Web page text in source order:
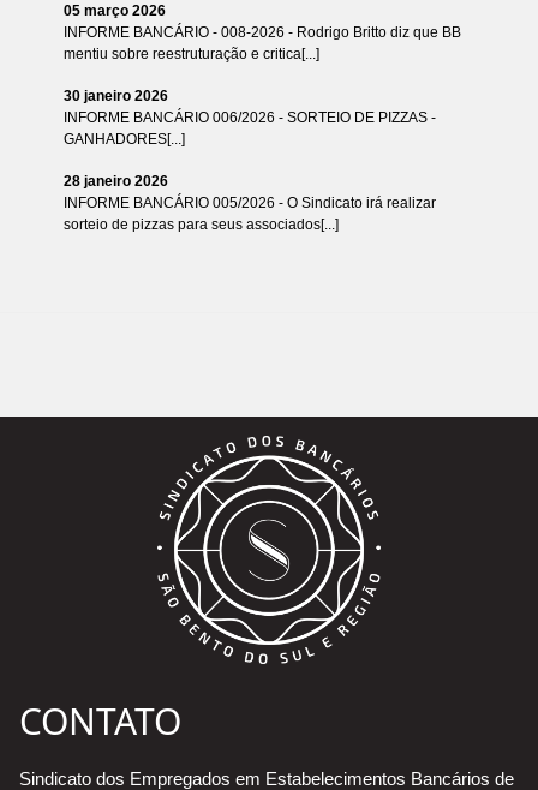
05 março 2026
INFORME BANCÁRIO - 008-2026 - Rodrigo Britto diz que BB
mentiu sobre reestruturação e critica[...]
30 janeiro 2026
INFORME BANCÁRIO 006/2026 - SORTEIO DE PIZZAS -
GANHADORES[...]
28 janeiro 2026
INFORME BANCÁRIO 005/2026 - O Sindicato irá realizar
sorteio de pizzas para seus associados[...]
CONTATO
Sindicato dos Empregados em Estabelecimentos Bancários de